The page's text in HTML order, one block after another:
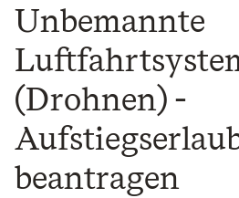
Unbemannte
(Drohnen) -
beantragen